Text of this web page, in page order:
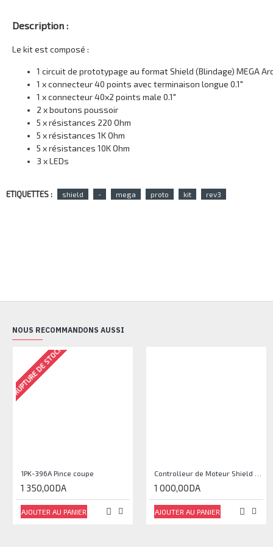
Description :
Le kit est composé :
1 circuit de prototypage au format Shield (Blindage) MEGA
1 x connecteur 40 points avec terminaison longue 0.1"
1 x connecteur 40x2 points male 0.1"
2 x boutons poussoir
5 x résistances 220 Ohm
5 x résistances 1K Ohm
5 x résistances 10K Ohm
3 x LEDs
ETIQUETTES : shield - mega proto kit rev3
NOUS RECOMMANDONS AUSSI
RUPTURE DE STOCK
1PK-396A Pince coupe
1 350,00DA
AJOUTER AU PANIER
1 000,00DA
AJOUTER AU PANIER